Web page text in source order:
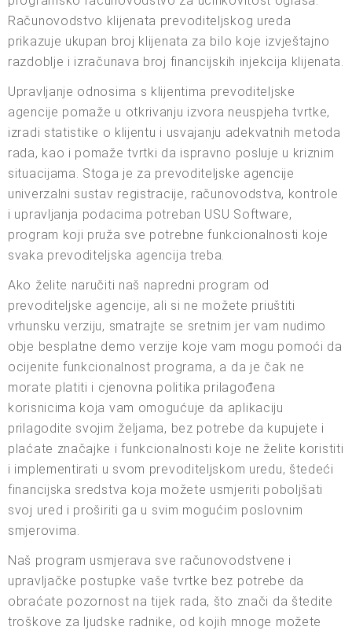
Računovodstvo klijenata prevoditeljskog ureda
prikazuje ukupan broj klijenata za bilo koje izvještajno
razdoblje i izračunava broj financijskih injekcija klijenata.
Upravljanje odnosima s klijentima prevoditeljske
agencije pomaže u otkrivanju izvora neuspjeha tvrtke,
izradi statistike o klijentu i usvajanju adekvatnih metoda
rada, kao i pomaže tvrtki da ispravno posluje u kriznim
situacijama. Stoga je za prevoditeljske agencije
univerzalni sustav registracije, računovodstva, kontrole
i upravljanja podacima potreban USU Software,
program koji pruža sve potrebne funkcionalnosti koje
svaka prevoditeljska agencija treba.
Ako želite naručiti naš napredni program od
prevoditeljske agencije, ali si ne možete priuštiti
vrhunsku verziju, smatrajte se sretnim jer vam nudimo
obje besplatne demo verzije koje vam mogu pomoći da
ocijenite funkcionalnost programa, a da je čak ne
morate platiti i cjenovna politika prilagođena
korisnicima koja vam omogućuje da aplikaciju
prilagodite svojim željama, bez potrebe da kupujete i
plaćate značajke i funkcionalnosti koje ne želite koristiti
i implementirati u svom prevoditeljskom uredu, štedeći
financijska sredstva koja možete usmjeriti poboljšati
svoj ured i proširiti ga u svim mogućim poslovnim
smjerovima.
Naš program usmjerava sve računovodstvene i
upravljačke postupke vaše tvrtke bez potrebe da
obraćate pozornost na tijek rada, što znači da štedite
troškove za ljudske radnike, od kojih mnoge možete